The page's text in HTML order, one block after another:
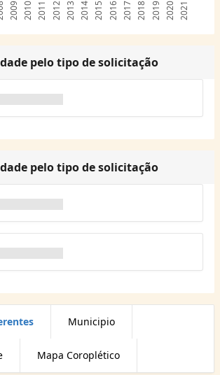
2009 2010 2011 2012 2013 2014 2015 2016 2017 2018 2019 2020 2021
pelo tipo de solicitação
pelo tipo de solicitação
Municipio
Mapa Coroplético